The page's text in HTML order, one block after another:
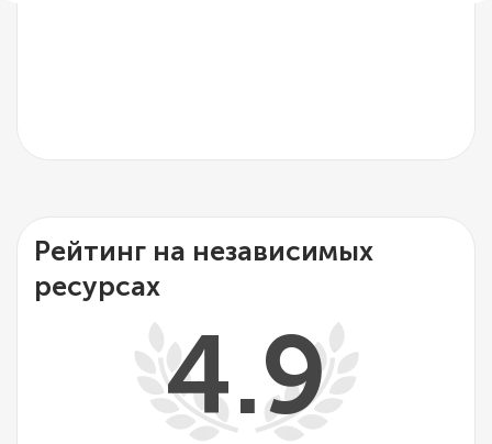
Рейтинг на независимых
ресурсах
4.9